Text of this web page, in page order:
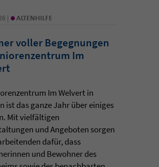
| • ALTENHILFE
voller Begegnungen
Im
Im Welvert in
ist das ganze Jahr über einiges
Mit vielfältigen
und Angeboten sorgen
dafür, dass
und Bewohner des